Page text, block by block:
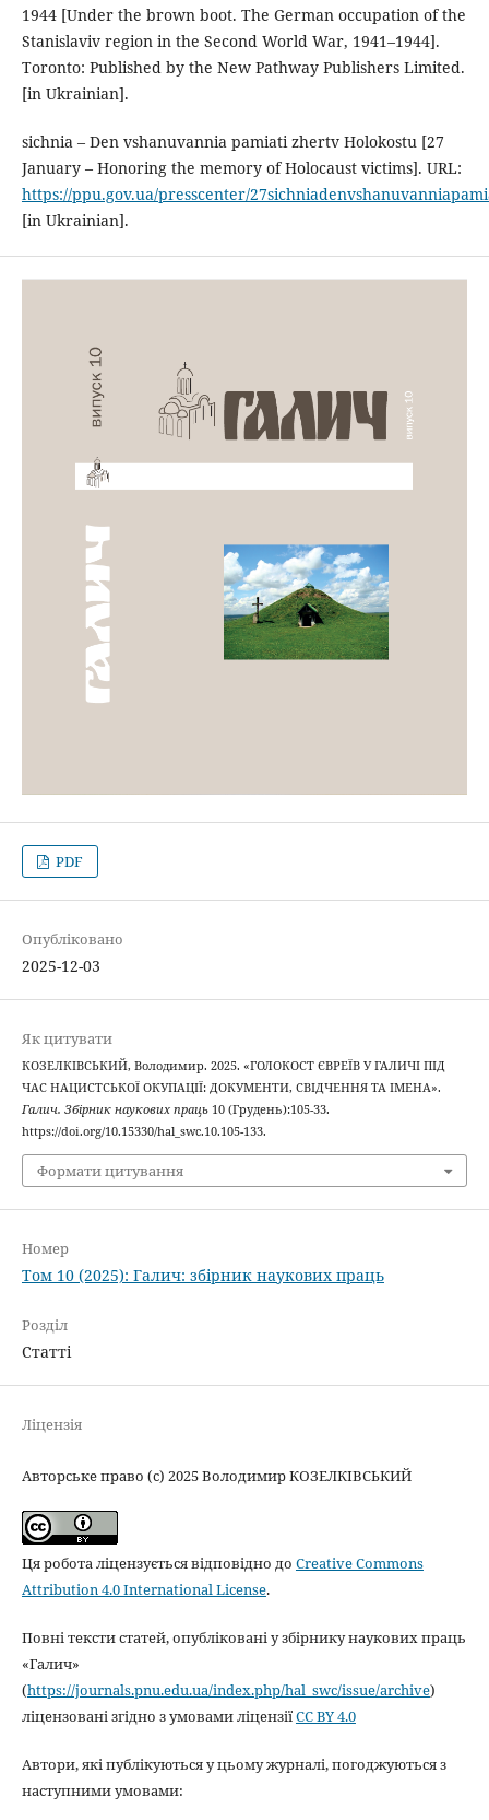
1944 [Under the brown boot. The German occupation of the
Stanislaviv region in the Second World War, 1941–1944].
Toronto: Published by the New Pathway Publishers Limited.
[in Ukrainian].
sichnia – Den vshanuvannia pamiati zhertv Holokostu [27
January – Honoring the memory of Holocaust victims]. URL:
https://ppu.gov.ua/presscenter/
[in Ukrainian].
PDF
Опубліковано
2025-12-03
Як цитувати
КОЗЕЛКІВСЬКИЙ, Володимир. 2025. «ГОЛОКОСТ ЄВРЕЇВ У ГАЛИЧІ ПІД
ЧАС НАЦИСТСЬКОЇ ОКУПАЦІЇ: ДОКУМЕНТИ, СВІДЧЕННЯ ТА ІМЕНА».
Галич. Збірник наукових праць10 (Грудень):105-33.
https://doi.org/10.15330/hal_swc.10.105-133.
Формати цитування
Номер
Том 10 (2025): Галич: збірник наукових праць
Розділ
Статті
Ліцензія
Авторське право (c) 2025 Володимир КОЗЕЛКІВСЬКИЙ
Ця робота ліцензується відповідно до Creative Commons
Attribution 4.0 International License.
Повні тексти статей, опубліковані у збірнику наукових праць
«Галич»
(https://journals.pnu.edu.ua/index.php/hal_swc/issue/archive)
ліцензовані згідно з умовами ліцензіїCC BY 4.0
Автори, які публікуються у цьому журналі, погоджуються з
наступними умовами: